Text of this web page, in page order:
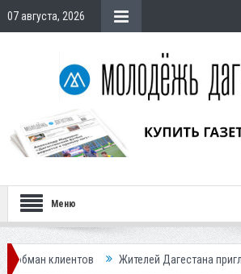
07 августа, 2026
Меню
Жителей Дагестана приглашает в